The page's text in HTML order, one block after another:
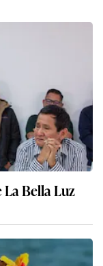
La Bella Luz